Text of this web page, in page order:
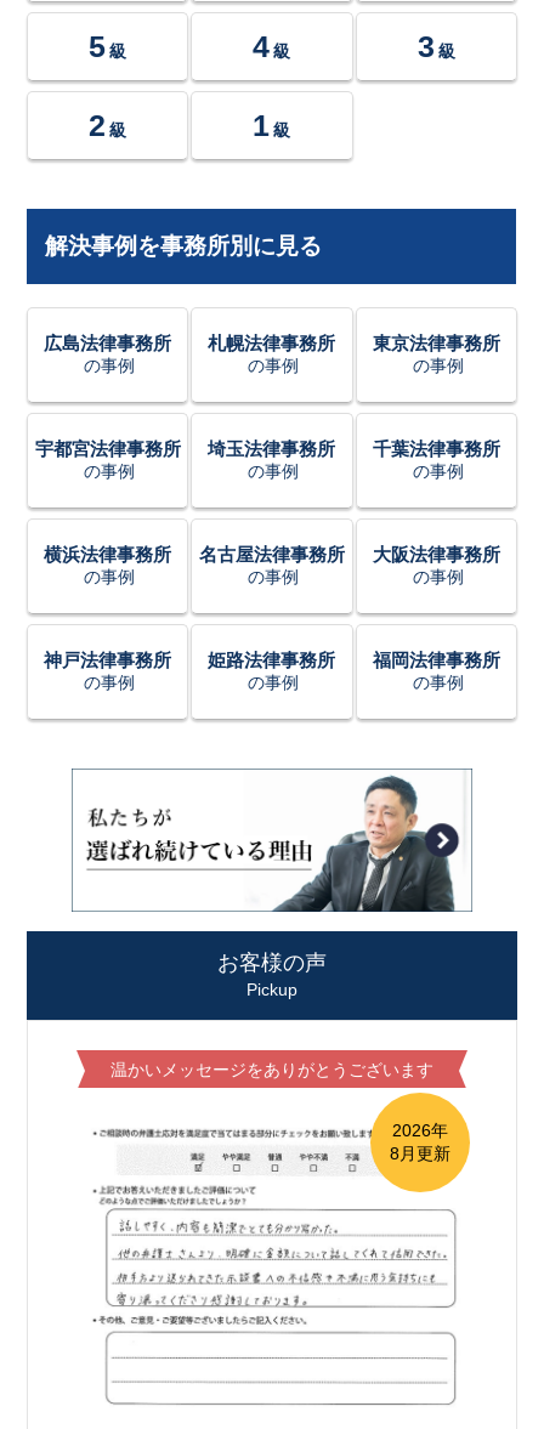
5 級 4 級 3 級
2 級 1 級
解決事例を事務所別に見る
広島法律事務所
の事例
札幌法律事務所
の事例
東京法律事務所
の事例
宇都宮法律事務所
の事例
埼玉法律事務所
の事例
千葉法律事務所
の事例
横浜法律事務所
の事例
名古屋法律事務所
の事例
大阪法律事務所
の事例
神戸法律事務所
の事例
姫路法律事務所
の事例
福岡法律事務所
の事例
お客様の声
Pickup
温かいメッセージをありがとうございます
2026年
8月更新